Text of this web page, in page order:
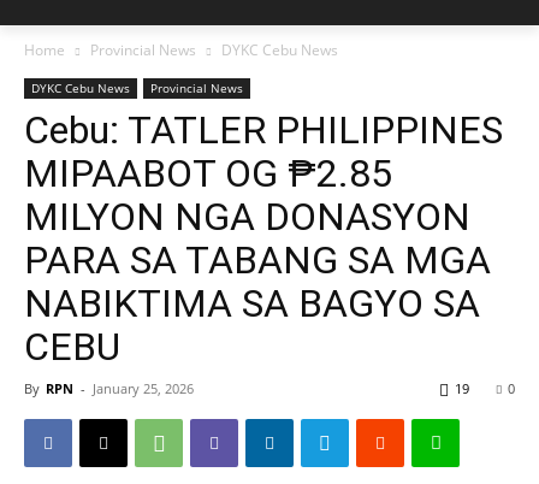
Home Provincial News DYKC Cebu News
DYKC Cebu News Provincial News
Cebu: TATLER PHILIPPINES
MIPAABOT OG ₱2.85
MILYON NGA DONASYON
PARA SA TABANG SA MGA
NABIKTIMA SA BAGYO SA
CEBU
By RPN - January 25, 2026 0
19